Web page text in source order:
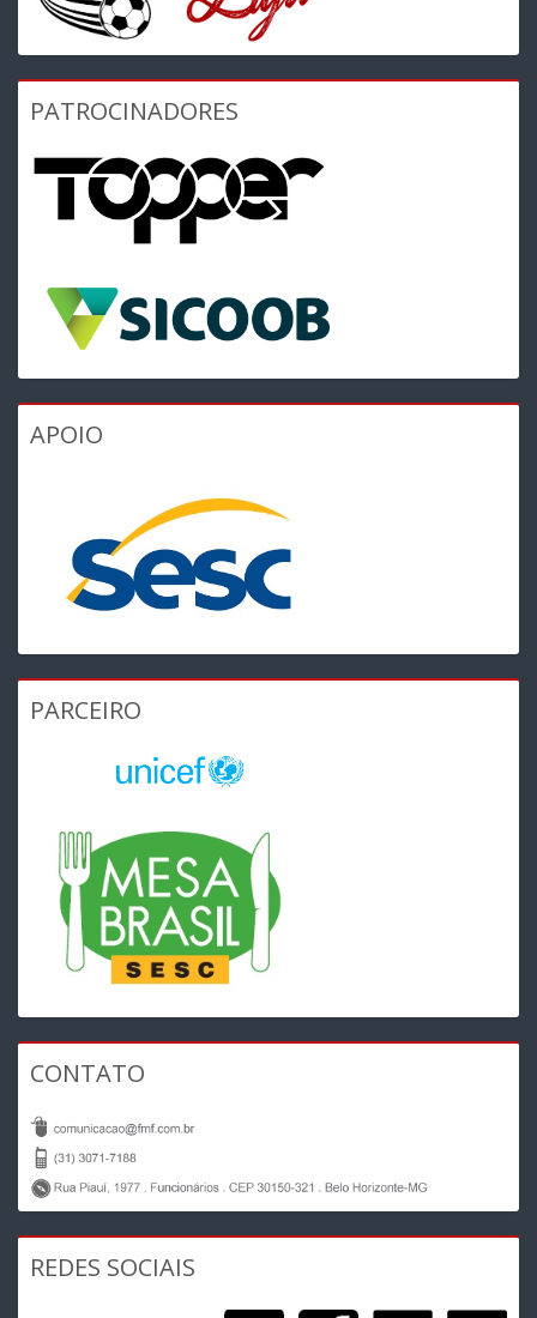
PATROCINADORES
APOIO
PARCEIRO
CONTATO
REDES SOCIAIS